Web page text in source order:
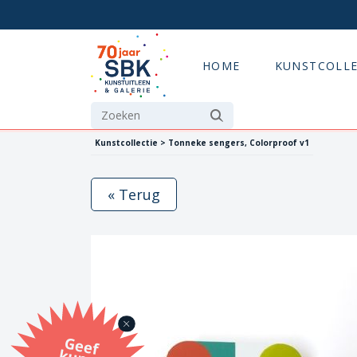
HOME
Kunstcollectie > Tonneke sengers, Colorproof v1
G
eef
u
n
st
a
d
o
m
et
e SB
K
u
n
stb
o
n
« Terug